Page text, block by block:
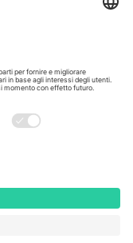
i dettagli controlla la